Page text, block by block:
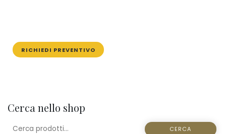
RICHIEDI PREVENTIVO
Cerca nello shop
CERCA: CERCA